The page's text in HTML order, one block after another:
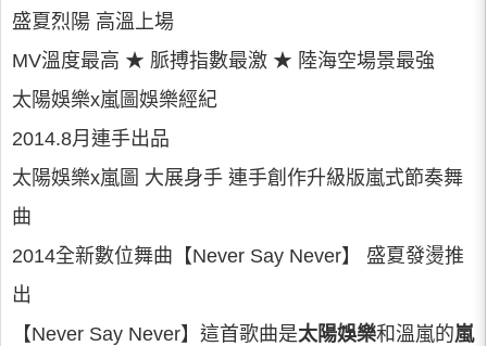
盛夏烈陽 高溫上場
MV溫度最高 ★ 脈搏指數最激 ★ 陸海空場景最強
太陽娛樂x嵐圖娛樂經紀
2014.8月連手出品
太陽娛樂x嵐圖 大展身手 連手創作升級版嵐式節奏舞
曲
2014全新數位舞曲【Never Say Never】 盛夏發燙推
出
【Never Say Never】這首歌曲是太陽娛樂和溫嵐的嵐